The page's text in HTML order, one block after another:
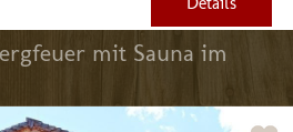
mit Sauna im